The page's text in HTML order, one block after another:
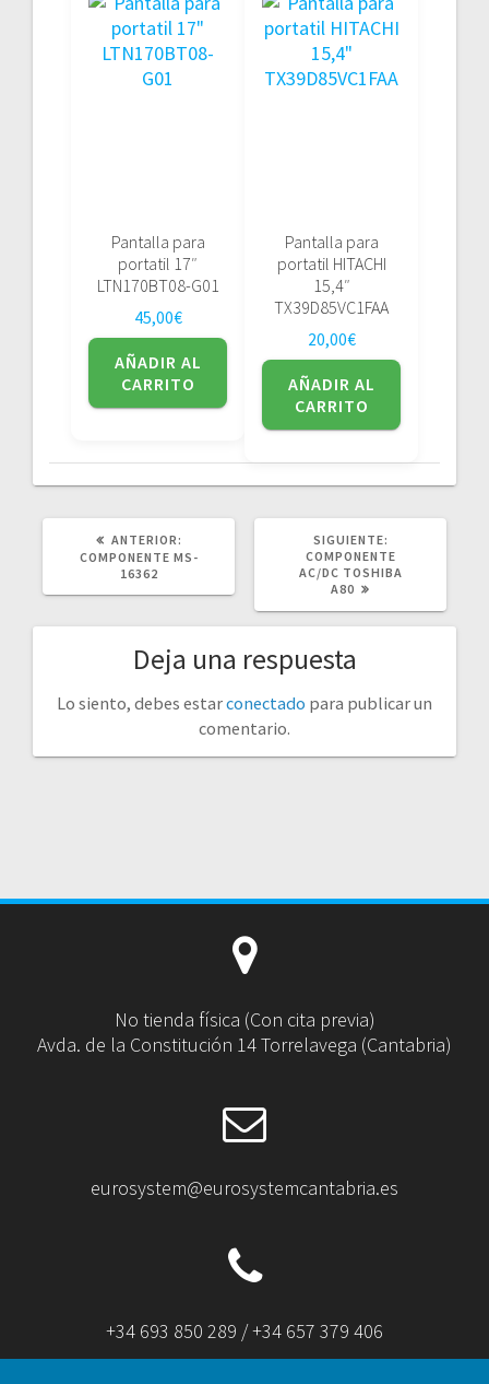
Pantalla para
portatil 17″
LTN170BT08-G01
45,00€
AÑADIR AL
CARRITO
Pantalla para
portatil HITACHI
15,4″
TX39D85VC1FAA
20,00€
AÑADIR AL
CARRITO
ANTERIOR:
ANTERIOR:
COMPONENTE MS-
16362
SIGUIENTE:
POST:
COMPONENTE
AC/DC TOSHIBA
A80
Deja una respuesta
Lo siento, debes estarconectado para publicar un
comentario.
No tienda física (Con cita previa)
Avda. de la Constitución 14 Torrelavega (Cantabria)
eurosystem@eurosystemcantabria.es
+34 693 850 289 / +34 657 379 406